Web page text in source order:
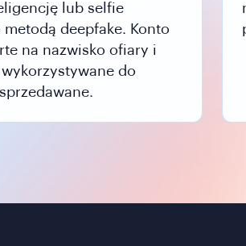
lub selfie
deepfake. Konto
na nazwisko ofiary i
do